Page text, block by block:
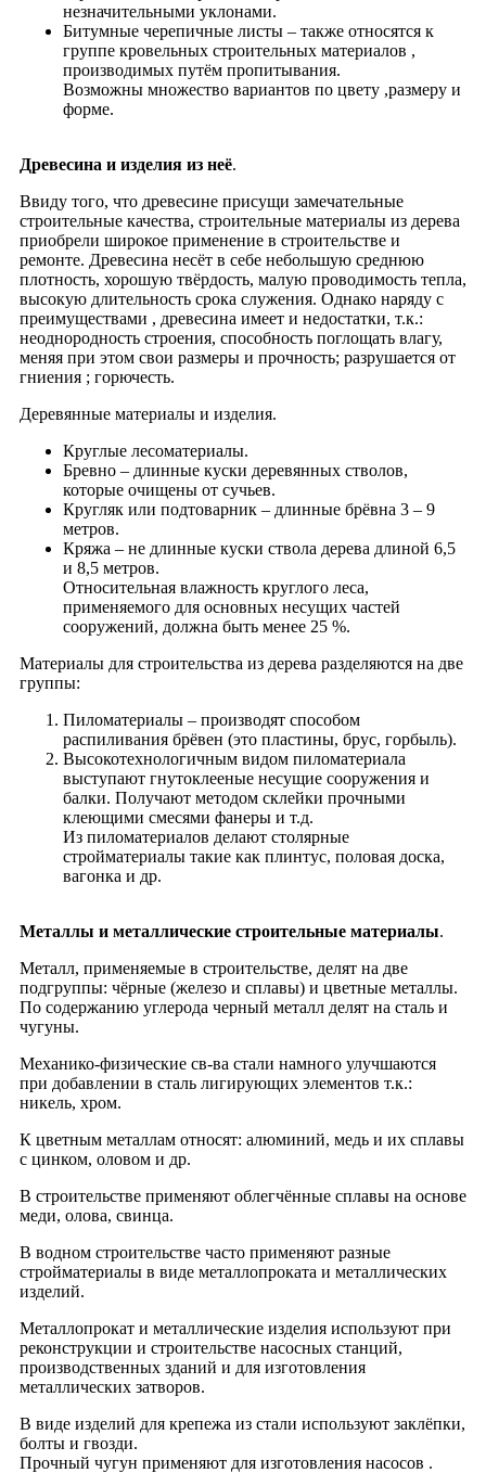
незначительными уклонами.
Битумные черепичные листы – также относятся к
группе кровельных строительных материалов ,
производимых путём пропитывания.
Возможны множество вариантов по цвету ,размеру и
форме.
Древесина и изделия из неё.
Ввиду того, что древесине присущи замечательные
строительные качества, строительные материалы из дерева
приобрели широкое применение в строительстве и
ремонте. Древесина несёт в себе небольшую среднюю
плотность, хорошую твёрдость, малую проводимость тепла,
высокую длительность срока служения. Однако наряду с
преимуществами , древесина имеет и недостатки, т.к.:
неоднородность строения, способность поглощать влагу,
меняя при этом свои размеры и прочность; разрушается от
гниения ; горючесть.
Деревянные материалы и изделия.
Круглые лесоматериалы.
Бревно – длинные куски деревянных стволов,
которые очищены от сучьев.
Кругляк или подтоварник – длинные брёвна 3 – 9
метров.
Кряжа – не длинные куски ствола дерева длиной 6,5
и 8,5 метров.
Относительная влажность круглого леса,
применяемого для основных несущих частей
сооружений, должна быть менее 25 %.
Материалы для строительства из дерева разделяются на две
группы:
Пиломатериалы – производят способом
распиливания брёвен (это пластины, брус, горбыль).
Высокотехнологичным видом пиломатериала
выступают гнутоклееные несущие сооружения и
балки. Получают методом склейки прочными
клеющими смесями фанеры и т.д.
Из пиломатериалов делают столярные
стройматериалы такие как плинтус, половая доска,
вагонка и др.
Металлы и металлические строительные материалы.
Металл, применяемые в строительстве, делят на две
подгруппы: чёрные (железо и сплавы) и цветные металлы.
По содержанию углерода черный металл делят на сталь и
чугуны.
Механико-физические св-ва стали намного улучшаются
при добавлении в сталь лигирующих элементов т.к.:
никель, хром.
К цветным металлам относят: алюминий, медь и их сплавы
с цинком, оловом и др.
В строительстве применяют облегчённые сплавы на основе
меди, олова, свинца.
В водном строительстве часто применяют разные
стройматериалы в виде металлопроката и металлических
изделий.
Металлопрокат и металлические изделия используют при
реконструкции и строительстве насосных станций,
производственных зданий и для изготовления
металлических затворов.
В виде изделий для крепежа из стали используют заклёпки,
болты и гвозди.
Прочный чугун применяют для изготовления насосов .